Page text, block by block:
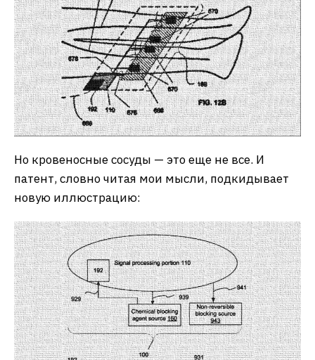
Но кровеносные сосуды — это еще не все. И
патент, словно читая мои мысли, подкидывает
новую иллюстрацию: